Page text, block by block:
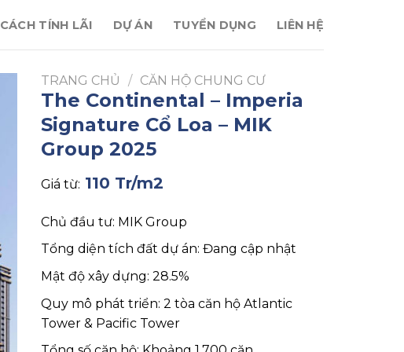
CÁCH TÍNH LÃI DỰ ÁN TUYỂN DỤNG LIÊN HỆ
TRANG CHỦ / CĂN HỘ CHUNG CƯ
The Continental – Imperia
Signature Cổ Loa – MIK
Group 2025
Giá từ: 110 Tr/m2
Chủ đầu tư: MIK Group
Tổng diện tích đất dự án: Đang cập nhật
Mật độ xây dựng: 28.5%
Quy mô phát triển: 2 tòa căn hộ Atlantic
Tower & Pacific Tower